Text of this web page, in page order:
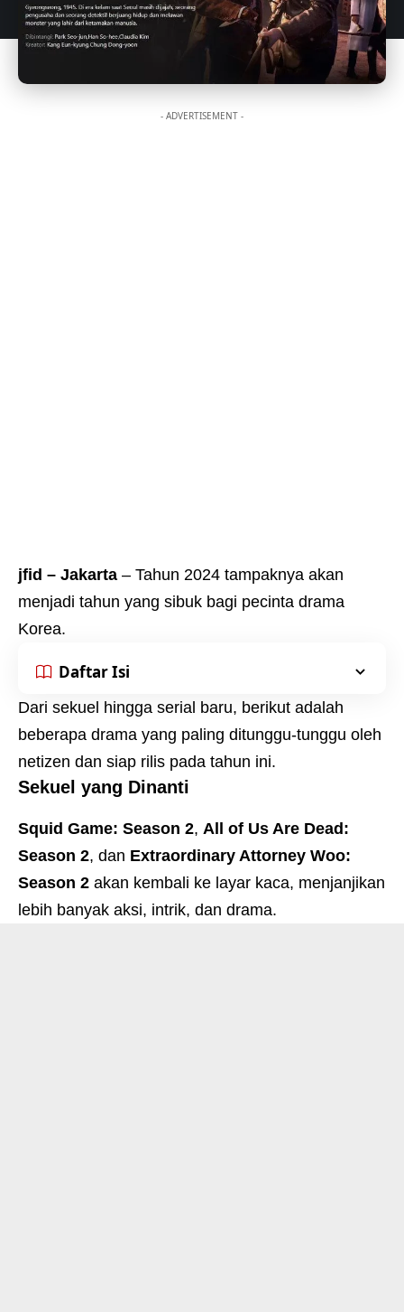
- ADVERTISEMENT -
jfid – Jakarta – Tahun 2024 tampaknya akan
menjadi tahun yang sibuk bagi pecinta drama
Korea.
Daftar Isi
Dari sekuel hingga serial baru, berikut adalah
beberapa drama yang paling ditunggu-tunggu oleh
netizen dan siap rilis pada tahun ini.
Sekuel yang Dinanti
Squid Game: Season 2, All of Us Are Dead:
Season 2, dan Extraordinary Attorney Woo:
Season 2 akan kembali ke layar kaca, menjanjikan
lebih banyak aksi, intrik, dan drama.